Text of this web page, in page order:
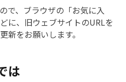
で、ブラウザの「お気に入
に、旧ウェブサイトのURLを
新をお願いします。
は